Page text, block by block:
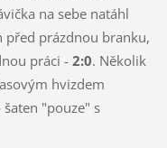
na sebe natáhl
před prázdnou branku,
práci -2:0. Několik
hvizdem
"pouze" s